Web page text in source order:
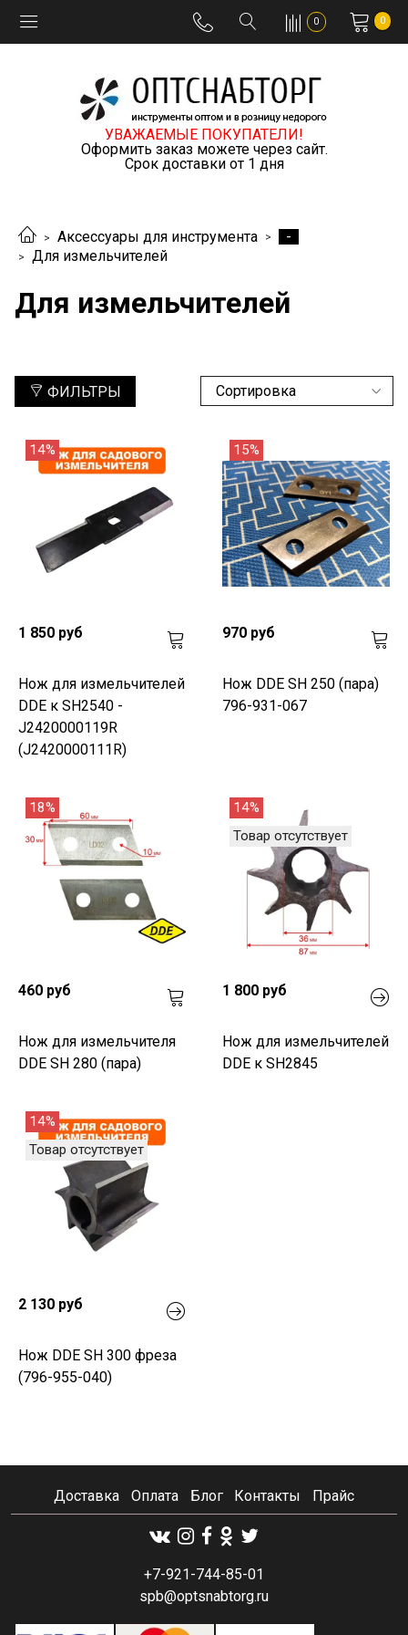
0 0
УВАЖАЕМЫЕ ПОКУПАТЕЛИ!
Оформить заказ можете через сайт.
Срок доставки от 1 дня
Аксессуары для инструмента
-
Для измельчителей
Для измельчителей
ФИЛЬТРЫ
14%
1 850 руб
Нож для измельчителей
DDE к SH2540 -
J2420000119R
(J2420000111R)
15%
970 руб
Нож DDE SH 250 (пара)
796-931-067
18%
460 руб
Нож для измельчителя
DDE SH 280 (пара)
14%
Товар отсутствует
1 800 руб
Нож для измельчителей
DDE к SH2845
14%
Товар отсутствует
2 130 руб
Нож DDE SH 300 фреза
(796-955-040)
Доставка Оплата Блог Контакты Прайс
+7-921-744-85-01
spb@optsnabtorg.ru